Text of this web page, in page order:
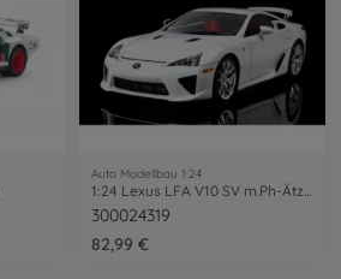
Auto Modellbau 1:24
300024319
82,99 €